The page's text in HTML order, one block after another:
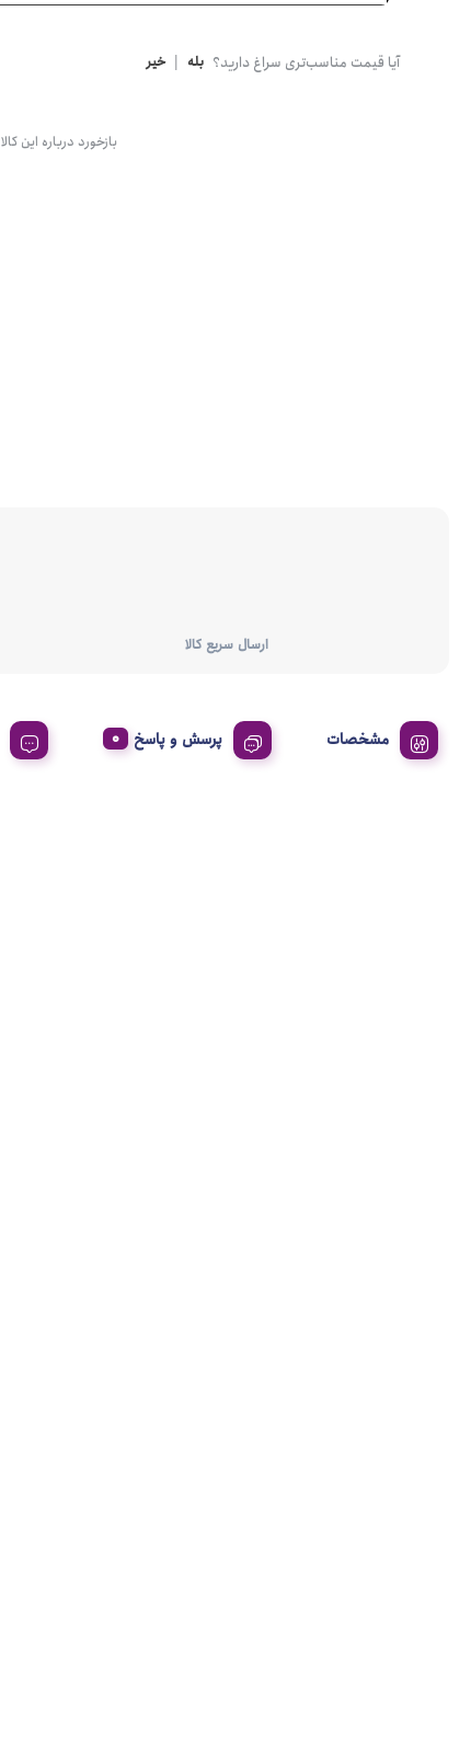
آیا قیمت مناسب‌تری سراغ دارید؟ بله خیر
بازخورد درباره این کالا
ارسال سریع کالا
مشخصات پرسش و پاسخ